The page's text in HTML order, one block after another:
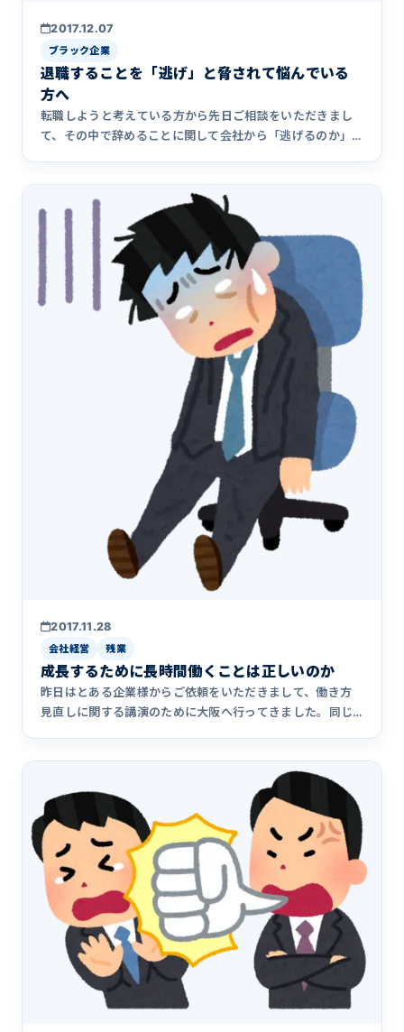
2017.12.07
ブラック企業
退職することを「逃げ」と脅されて悩んでいる
方へ
転職しようと考えている方から先日ご相談をいただきまし
て、その中で辞めることに関して会社から「逃げるのか」
2017.11.28
会社経営 残業
成長するために長時間働くことは正しいのか
昨日はとある企業様からご依頼をいただきまして、働き方
見直しに関する講演のために大阪へ行ってきました。同じ